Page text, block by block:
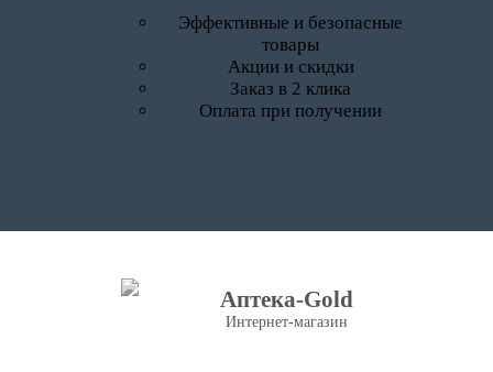
Эффективные и безопасные
товары
Акции и скидки
Заказ в 2 клика
Оплата при получении
Аптека-Gold
Интернет-магазин